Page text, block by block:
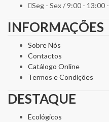
Seg - Sex / 9:00 - 13:00
INFORMAÇÕES
Sobre Nós
Contactos
Catálogo Online
Termos e Condições
DESTAQUE
Ecológicos